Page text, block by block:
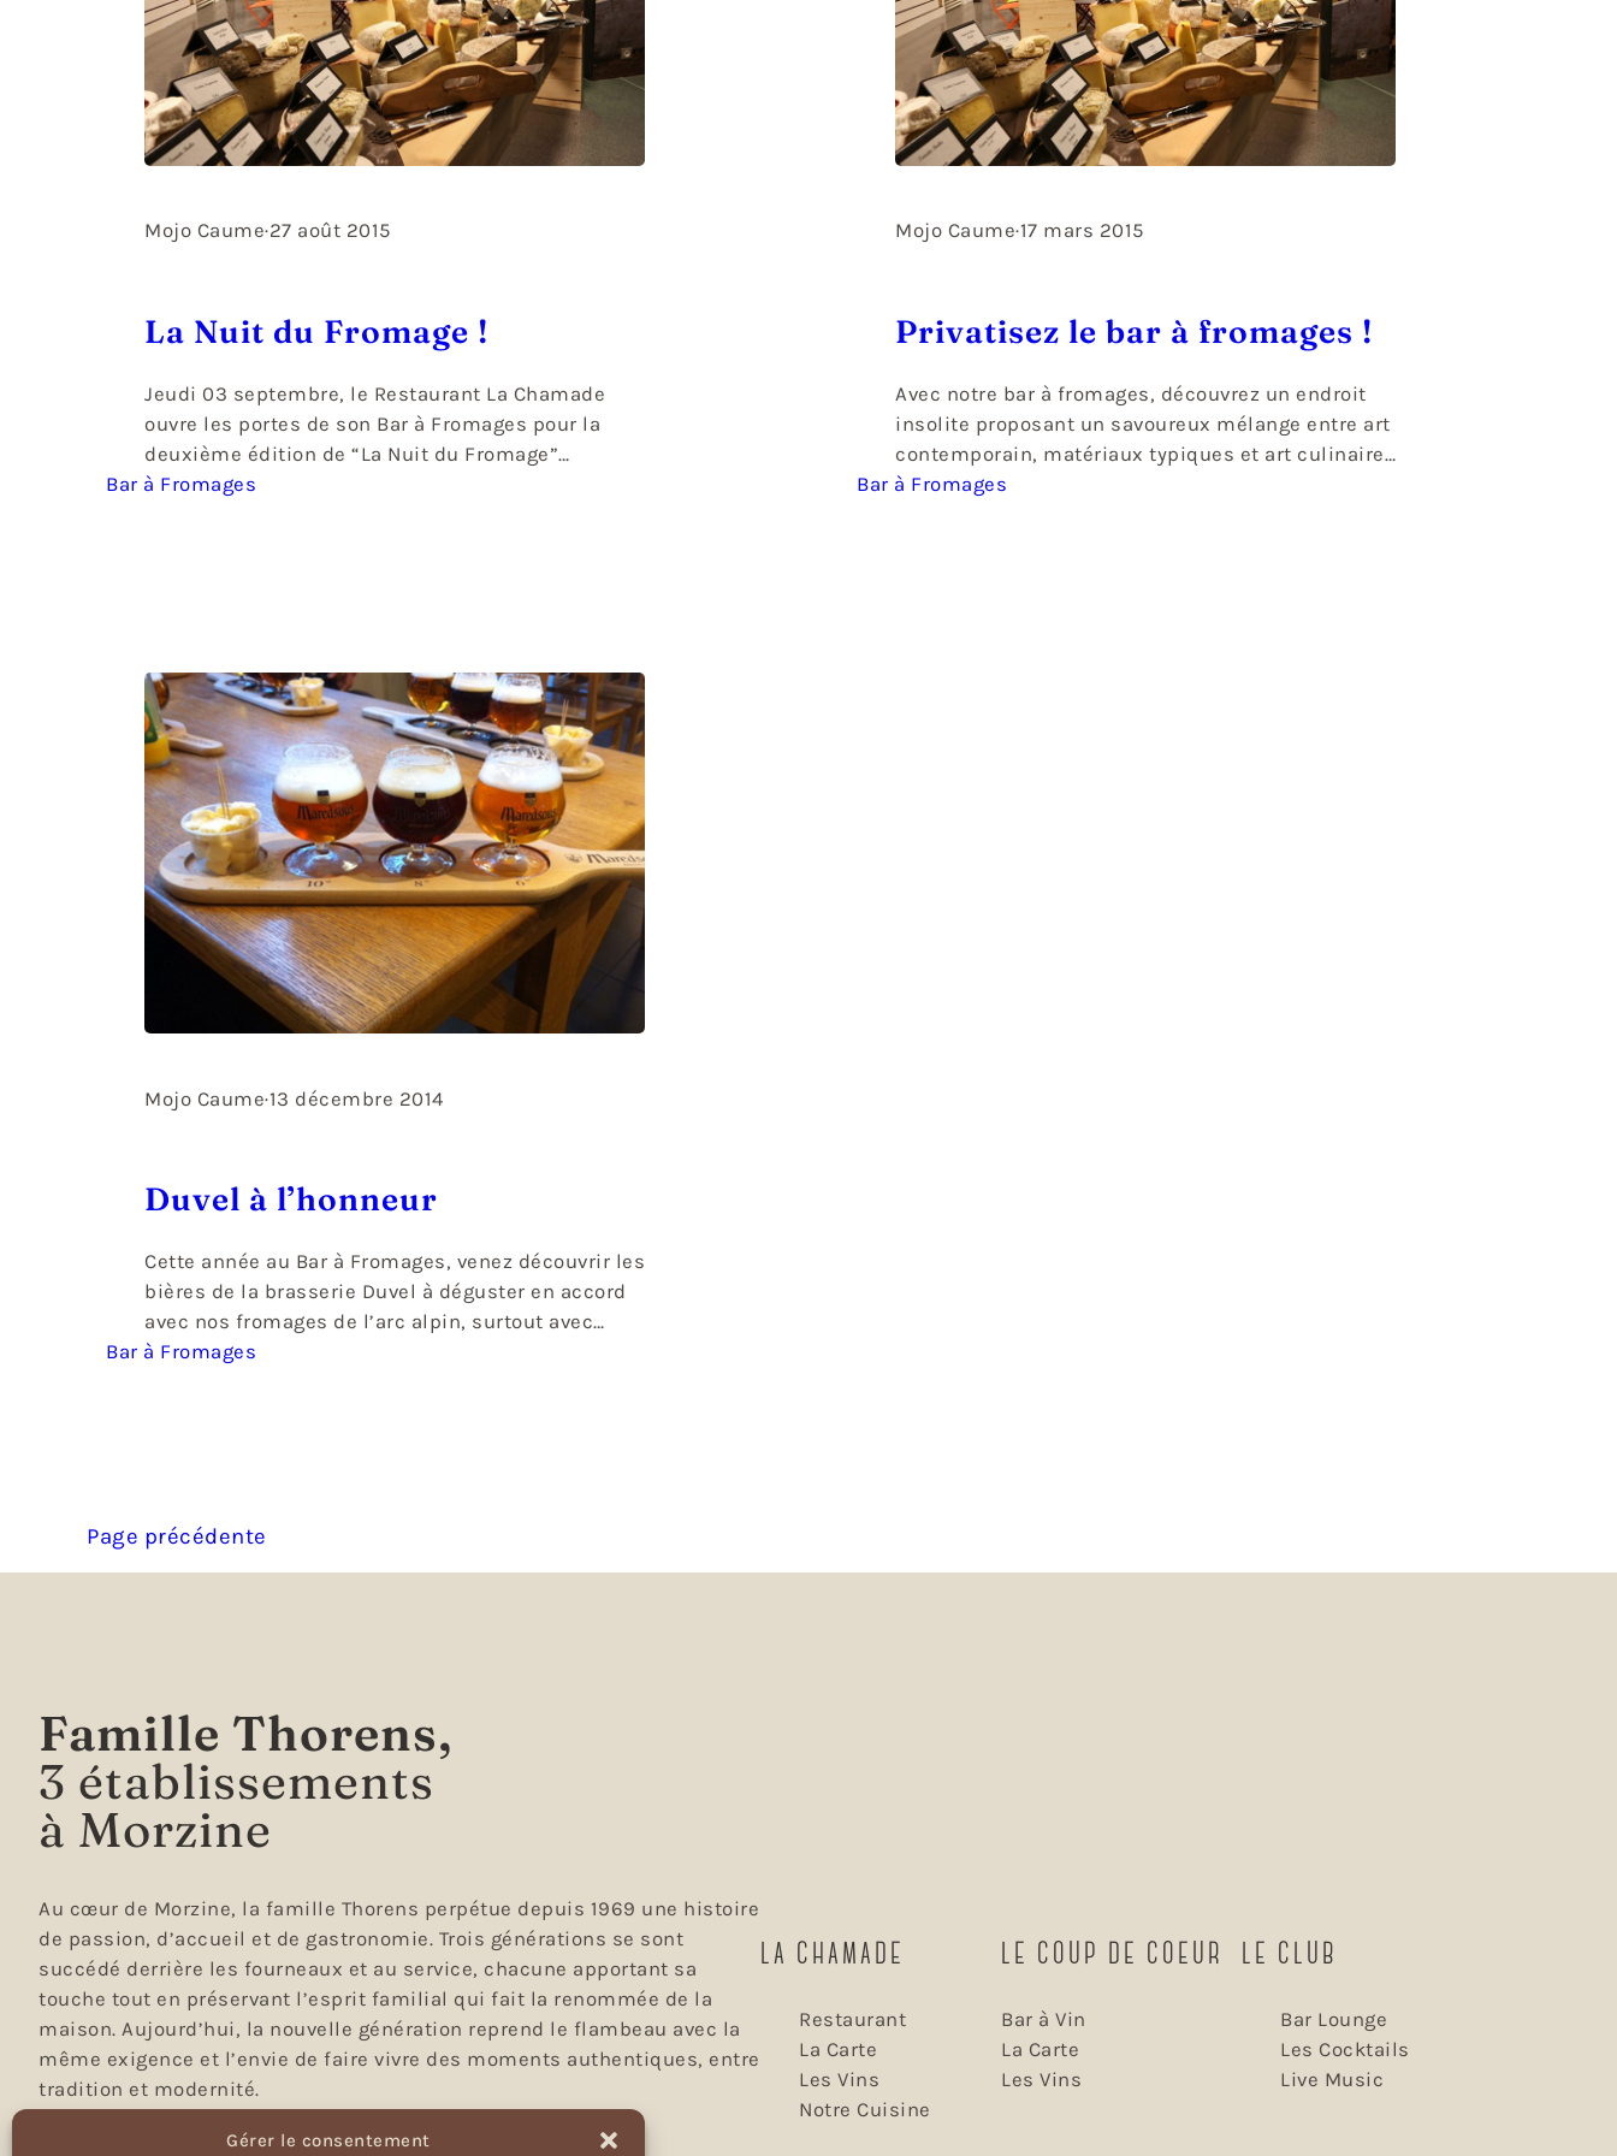
Gérer le consentement
Mojo Caume·27 août 2015
La Nuit du Fromage !
Jeudi 03 septembre, le Restaurant La Chamade
ouvre les portes de son Bar à Fromages pour la
deuxième édition de “La Nuit du Fromage”
! Rendez-vous dès 19h pour partager un instant de
Bar à Fromages
Mojo Caume·17 mars 2015
Privatisez le bar à fromages !
Avec notre bar à fromages, découvrez un endroit
insolite proposant un savoureux mélange entre art
contemporain, matériaux typiques et art culinaire.
Dans un concept unique sur Morzine, voyagez à
Bar à Fromages
Mojo Caume·13 décembre 2014
Duvel à l’honneur
Cette année au Bar à Fromages, venez découvrir les
bières de la brasserie Duvel à déguster en accord
avec nos fromages de l’arc alpin, surtout avec
notre Beaufort d’alpage et nos bleus de Savoie à
Bar à Fromages
Page précédente
Famille Thorens,
3 établissements
à Morzine
Au cœur de Morzine, la famille Thorens perpétue depuis 1969 une histoire
de passion, d’accueil et de gastronomie. Trois générations se sont
succédé derrière les fourneaux et au service, chacune apportant sa
touche tout en préservant l’esprit familial qui fait la renommée de la
maison. Aujourd’hui, la nouvelle génération reprend le flambeau avec la
même exigence et l’envie de faire vivre des moments authentiques, entre
tradition et modernité.
LA CHAMADE
Restaurant
La Carte
Les Vins
Notre Cuisine
LE COUP DE COEUR
Bar à Vin
La Carte
Les Vins
LE CLUB
Bar Lounge
Les Cocktails
Live Music